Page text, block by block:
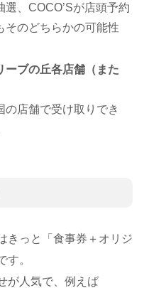
、COCO’Sが店頭予約
そのどちらかの可能性
ーブの丘各店舗（また
店舗で受け取りでき
きっと「食事券＋オリジ
す。
が人気で、例えば